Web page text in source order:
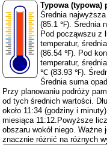
Typowa (typowa)
Średnia
(85.1 ℉). Średnia
Pod począwszu z
temperatur,
(86.54 ℉). Pod
temperatur,
℃ (83.93 ℉).
Średnia suma
Przy planowaniu podróży
od tych średnich wartości.
około 11:34 (godziny i
miesiąca 11:12.Powyższe
obszaru wokół niego.
znacznie różnić na różnych